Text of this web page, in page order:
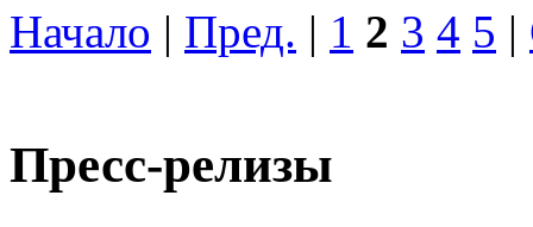
Начало | Пред. | 1 2 3 4 5 |
Пресс-релизы